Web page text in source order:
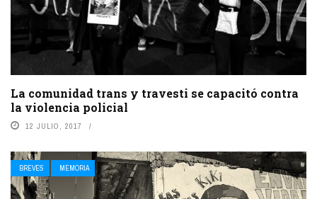
La comunidad trans y travesti se capacitó contra
la violencia policial
12 JULIO, 2017
BREVES MEMORIA